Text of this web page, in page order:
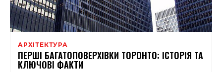
АРХІТЕКТУРА
ПЕРШІ БАГАТОПОВЕРХІВКИ ТОРОНТО: ІСТОРІЯ ТА
КЛЮЧОВІ ФАКТИ